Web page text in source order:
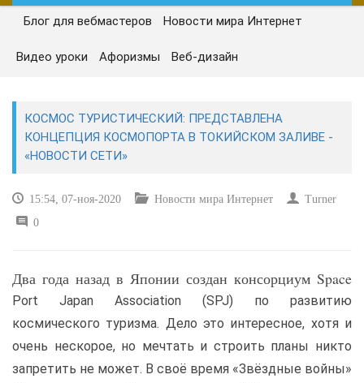
ГЛАВНАЯ
СЕГОДНЯ
САЙТОСТРОЕНИЕ
ИНТЕРНЕТ И СВЯЗЬ
Блог для вебмастеров Новости мира Интернет
Видео уроки Афоризмы Веб-дизайн
КОСМОС ТУРИСТИЧЕСКИЙ: ПРЕДСТАВЛЕНА
КОНЦЕПЦИЯ КОСМОПОРТА В ТОКИЙСКОМ ЗАЛИВЕ -
«НОВОСТИ СЕТИ»
15:54, 07-ноя-2020 Новости мира Интернет
Turner
0
Два года назад в Японии создан консорциум Space
Port Japan Association (SPJ) по развитию
космического туризма. Дело это интересное, хотя и
очень нескорое, но мечтать и строить планы никто
запретить не может. В своё время «Звёздные войны»